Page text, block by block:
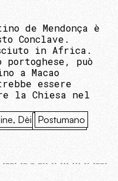
de Mendonça è
Conclave.
in Africa.
può
a Macao
essere
la Chiesa nel
Dèi Postumano